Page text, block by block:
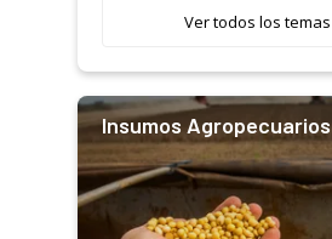
Ver todos los temas
Insumos Agropecuarios